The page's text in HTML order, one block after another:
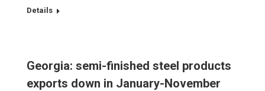
Details
Georgia: semi-finished steel products
exports down in January-November